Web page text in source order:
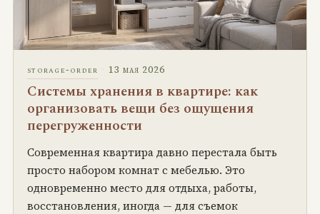
storage-order · 13 мая 2026
Системы хранения в квартире: как
организовать вещи без ощущения
перегруженности
Современная квартира давно перестала быть
просто набором комнат с мебелью. Это
одновременно место для отдыха, работы,
восстановления, иногда — для съемок